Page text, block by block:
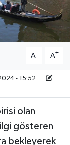
A- A+
- 15:52
olan
ilgi gösteren
bekleyerek